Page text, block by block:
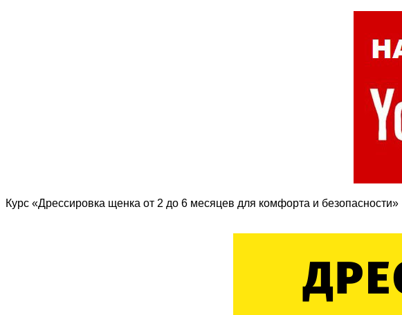
Курс «Дрессировка щенка от 2 до 6 месяцев для комфорта и безопасности»